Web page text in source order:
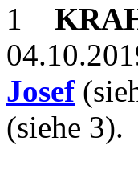
1
Josef
(siehe 3).